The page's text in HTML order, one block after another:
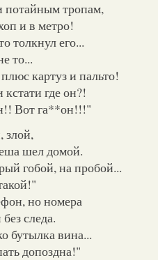
потайным тропам,
и в метро!
толкнул его...
то...
картуз и пальто!
где он?!
Вот га**он!!!"
злой,
шел домой.
гобой, на пробой...
но номера
следа.
бутылка вина...
допоздна!"